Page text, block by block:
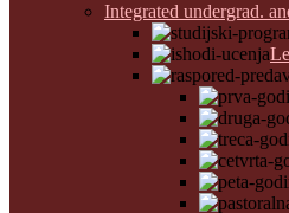
Integrated undergrad.